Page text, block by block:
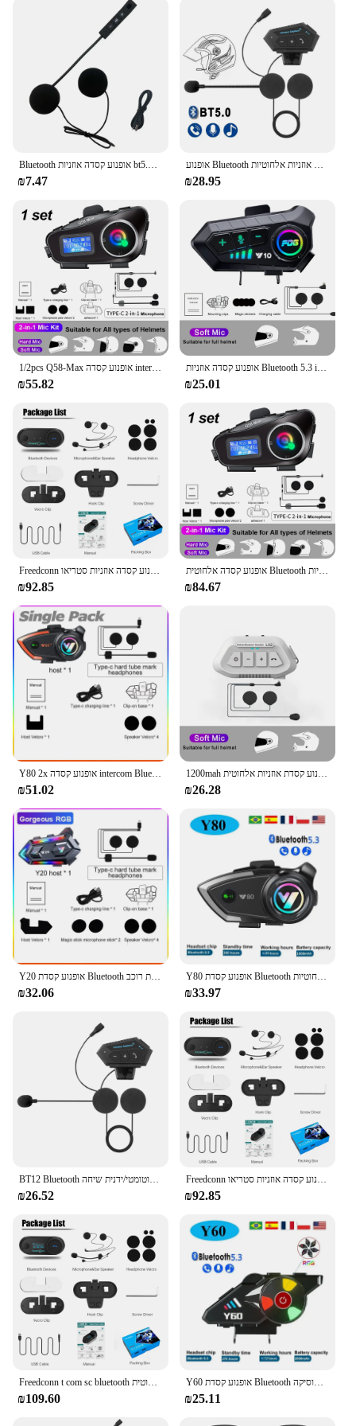
customize your view, while the lightweight
construction ensures that you can wear it for
extended periods without discomfort. The helmet's
interior is lined with soft padding that contours to
your head, providing a snug fit that feels as good as
it looks. Whether you're on a long ride or just
commuting to work, the Other Motorcycl helmet is
designed to keep you comfortable and focused on
**Versatility and Style**
makes it a stylish accessory for any motorcycle
enthusiast. The helmet's versatility is evident in its
ability to adapt to various riding scenarios, from the
urban jungle to the open road. The adjustable visor
allows you to switch between clear and tinted
visors, ensuring that you have the perfect view in
any lighting condition. The helmet's design is not
only functional but also a statement of style, making
it a must-have for any motorcyclist looking to stand
out on the road.
Bluetooth אופנוע קסדה אוזניות bt5.0 רכיבה אלחוטית אוזניות נגד הפרעה מנוע אופניים
₪7.47
אופנוע Bluetooth אוזניות אוזניות אלחוטיות אוזניות 5.0 אוזניות אוזניות אלחוטיות
₪28.95
1/2pcs Q58-Max אופנוע קסדה intercom Bluetooth 5.3 אוזניות תצוגה lcd 2 רוכבים לשתף מוסיקה עם פנס 500 מ'
₪55.82
אופנוע קסדה אוזניות Bluetooth 5.3 ipx6 עמיד למים אוזניות אוזניות אלחוטיות טלפון אלחוטי חינם ערכת אוזניות טלפון
₪25.01
Freedconn אופנוע קסדה אוזניות סטריאו bluetooth ידיים חינם שיחה אלחוטית תקשורת מוסיקה interphone שיתוף 6 רוכבים
₪92.85
אופנוע קסדה אלחוטית Bluetooth אוזניות intercomunicador moto lcd להציג מוסיקה רדיו שיתוף עבור 2 רוכב 500m intercom
₪84.67
₪51.02 ₪26.28
₪32.06
Y80 אופנוע קסדת Bluetooth אוזניות אלחוטיות v5.3 handset שיחה מוסיקת אוזניות לרוכבים mto gps
₪33.97
₪26.52 ₪92.85
₪109.60
Y60 אופנוע קסדת Bluetooth אוזניות אלחוטי עמיד למים טלפון מוסיקה v5.3 אוזניות מרוכב moto צבע אור אוזניות
₪25.11